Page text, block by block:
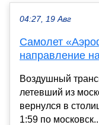
04:27, 19 Авг
Самолет
направление
Воздушный
летевший из
вернулся в
1:59 по